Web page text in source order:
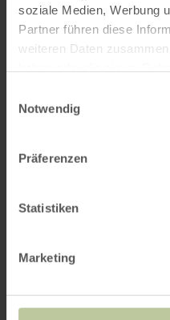
soziale Medien, Werbung
Partner führen diese
weiteren Daten
Notwendig
Präferenzen
Statistiken
Marketing